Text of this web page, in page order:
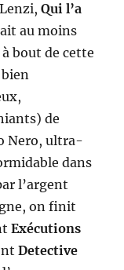
Qui l’a
au moins
bout de cette
de
Nero, ultra-
dans
l’argent
on finit
Exécutions
Detective